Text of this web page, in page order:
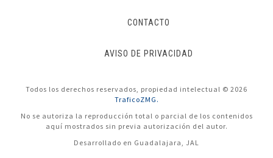
CONTACTO
AVISO DE PRIVACIDAD
Todos los derechos reservados, propiedad intelectual © 2026
TraficoZMG.
No se autoriza la reproducción total o parcial de los contenidos
aquí mostrados sin previa autorización del autor.
Desarrollado en Guadalajara, JAL